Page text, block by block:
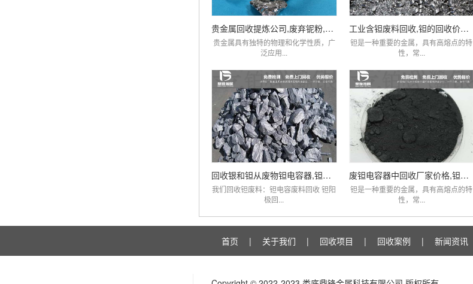
贵金属回收提炼公司,废弃铌粉,铌棒,铌铁回收
贵金属具有独特的物理和化学性质，广
泛应用...
工业含钽废料回收,钽的回收价格,贵金属钽回收
钽是一种重要的金属，具有高熔点的特
性，常...
回收银和钽从废物钽电容器,钽电容器钽电阻价格
我们回收钽废料：钽电容废料回收 钽阳
极回...
废钽电容器中回收厂家价格,钽回收,钽线圈
钽是一种重要的金属，具有高熔点的特
性，常...
首页 | 关于我们 | 回收项目 | 回收案例 | 新闻资讯